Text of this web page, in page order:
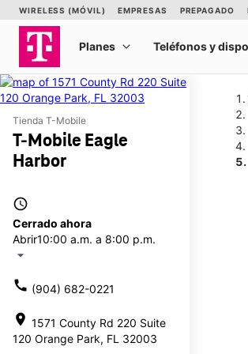
Tienda T-Mobile
T-Mobile Eagle
Harbor
access_time
Cerrado ahora
Abrir10:00 a.m. a 8:00 p.m.
arrow_drop_down
call (904) 682-0221
location_on 1571 County Rd 220 Suite
120 Orange Park, FL 32003